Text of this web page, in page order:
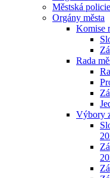
Městská policie
Orgány města
Komise
Rada
Výbory